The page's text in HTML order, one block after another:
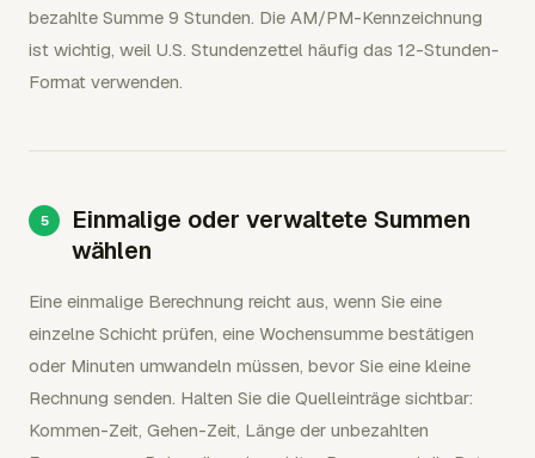
bezahlte Summe 9 Stunden. Die AM/PM-Kennzeichnung
ist wichtig, weil U.S. Stundenzettel häufig das 12-Stunden-
Format verwenden.
Einmalige oder verwaltete Summen
wählen
Eine einmalige Berechnung reicht aus, wenn Sie eine
einzelne Schicht prüfen, eine Wochensumme bestätigen
oder Minuten umwandeln müssen, bevor Sie eine kleine
Rechnung senden. Halten Sie die Quelleinträge sichtbar:
Kommen-Zeit, Gehen-Zeit, Länge der unbezahlten